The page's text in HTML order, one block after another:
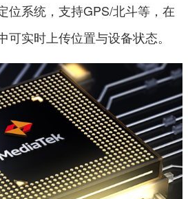
位系统，支持GPS/北斗等，在
实时上传位置与设备状态。